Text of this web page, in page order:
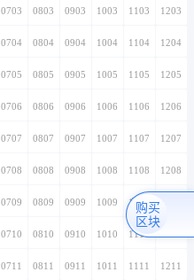
0703 0803 0903 1003 1103 1203
0704 0804 0904 1004 1104 1204
0705 0805 0905 1005 1105 1205
0706 0806 0906 1006 1106 1206
0707 0807 0907 1007 1107 1207
0708 0808 0908 1008 1108 1208
0709 0809 0909 1009 1109
0710 0810 0910 1010 1110
0711 0811 0911 1011 1111 1211
购买
区块